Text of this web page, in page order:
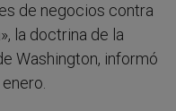
de negocios contra
la doctrina de la
Washington, informó